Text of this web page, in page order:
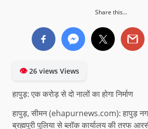
Share this...
👁26 views Views
हापुड़: एक करोड़ से दो नालों का होगा निर्माण
हापुड़, सीमन (ehapurnews.com): हापुड़
ब्रह्मपुरी पुलिया से ब्लॉक कार्यालय की तरफ